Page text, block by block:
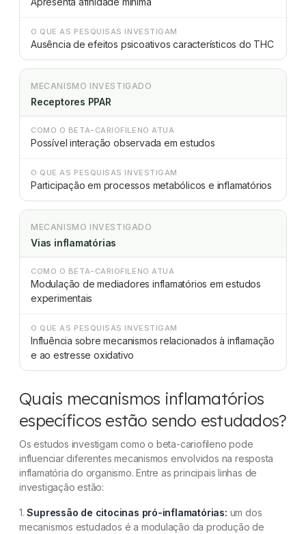
O QUE AS PESQUISAS INVESTIGAM
Ausência de efeitos psicoativos característicos do THC
MECANISMO INVESTIGADO
Receptores PPAR
COMO O BETA-CARIOFILENO ATUA
Possível interação observada em estudos
O QUE AS PESQUISAS INVESTIGAM
Participação em processos metabólicos e inflamatórios
MECANISMO INVESTIGADO
Vias inflamatórias
COMO O BETA-CARIOFILENO ATUA
Modulação de mediadores inflamatórios em estudos
experimentais
O QUE AS PESQUISAS INVESTIGAM
Influência sobre mecanismos relacionados à inflamação
e ao estresse oxidativo
Quais mecanismos inflamatórios
específicos estão sendo estudados?
Os estudos investigam como o beta-cariofileno pode
influenciar diferentes mecanismos envolvidos na resposta
inflamatória do organismo. Entre as principais linhas de
investigação estão:
1.Supressão de citocinas pró-inflamatórias: um dos
mecanismos estudados é a modulação da produção de